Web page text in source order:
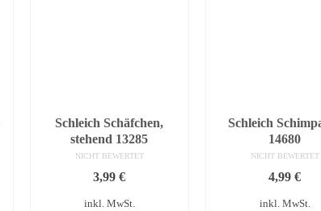
Schleich Schäfchen,
stehend 13285
NICHT BEWERTET
3,99€
inkl. MwSt.
Schleich
14680
NICHT BEWERTET
4,99€
inkl. MwSt.